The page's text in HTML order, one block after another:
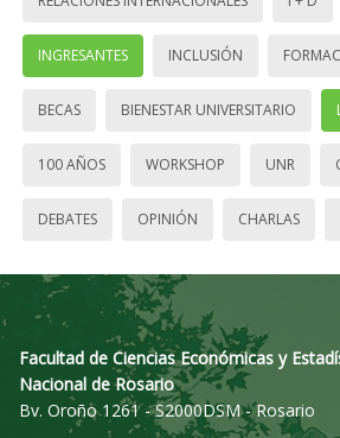
INGRESANTES INCLUSIÓN
BECAS BIENESTAR UNIVERSITARIO
100 AÑOS WORKSHOP UNR
DEBATES OPINIÓN CHARLAS
Facultad de Ciencias Económicas y
Nacional de Rosario
Bv. Oroño 1261 - S2000DSM - Rosario